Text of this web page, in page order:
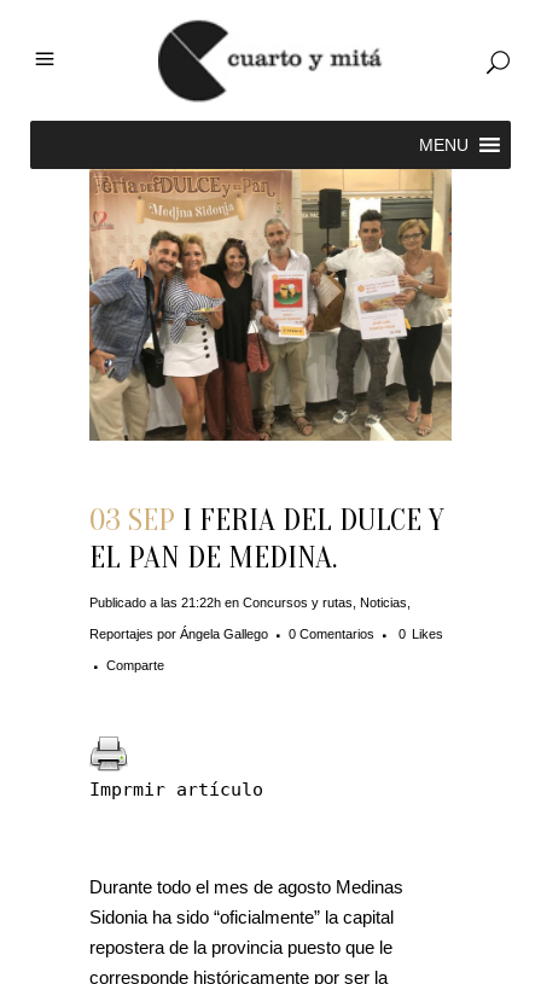
03 SEP I FERIA DEL DULCE Y
EL PAN DE MEDINA.
Publicado a las 21:22h en Concursos y rutas Noticias
Reportajes por Ángela Gallego 0 Comentarios 0 Likes
Comparte
Imprmir artículo
Durante todo el mes de agosto Medinas
Sidonia ha sido “oficialmente” la capital
repostera de la provincia puesto que le
corresponde históricamente por ser la